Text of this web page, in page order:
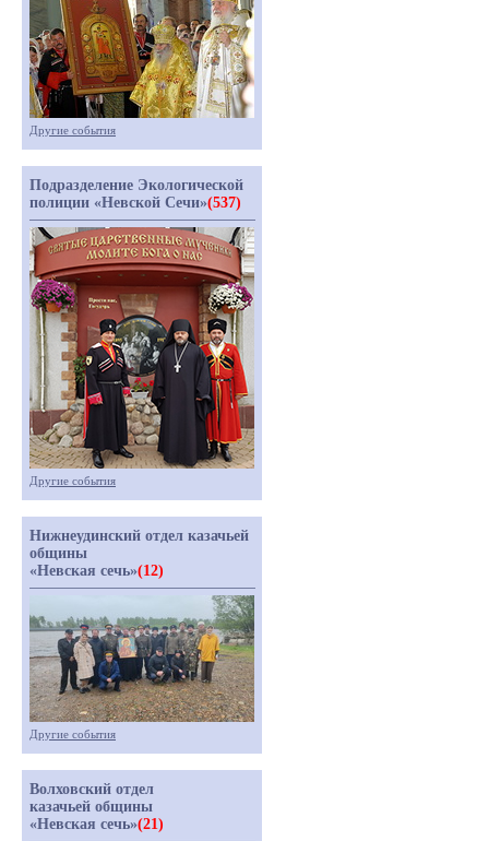
Другие события
Подразделение Экологической
полиции «Невской Сечи»(537)
Другие события
Нижнеудинский отдел казачьей
общины
«Невская сечь»(12)
Другие события
Волховский отдел
казачьей общины
«Невская сечь»(21)